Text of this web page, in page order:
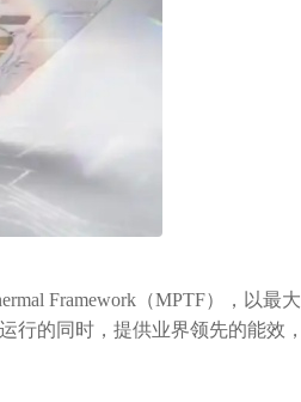
Framework（MPTF），以最大
行的同时，提供业界领先的能效，